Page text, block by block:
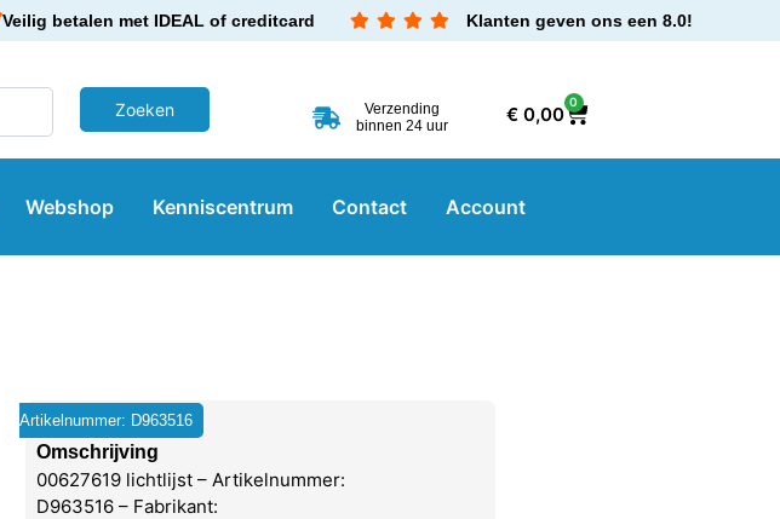
Veilig betalen met IDEAL of creditcard Klanten geven ons een 8.0!
Verzending
binnen 24 uur
€0,00
0
Webshop Kenniscentrum Contact Account
Artikelnummer: D963516
Omschrijving
00627619 lichtlijst – Artikelnummer:
D963516 – Fabrikant: